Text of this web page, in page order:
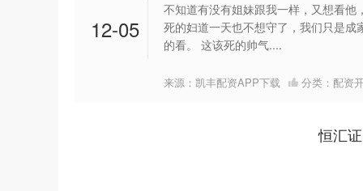
12-05
不知道有没有姐妹跟我一样，又想看
死的妇道一天也不想守了，我们只是
的看。 这该死的帅气....
来源：凯丰配资APP下载 分类： 配资
恒汇